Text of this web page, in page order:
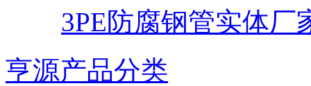
3PE防腐钢管实体厂
亨源产品分类